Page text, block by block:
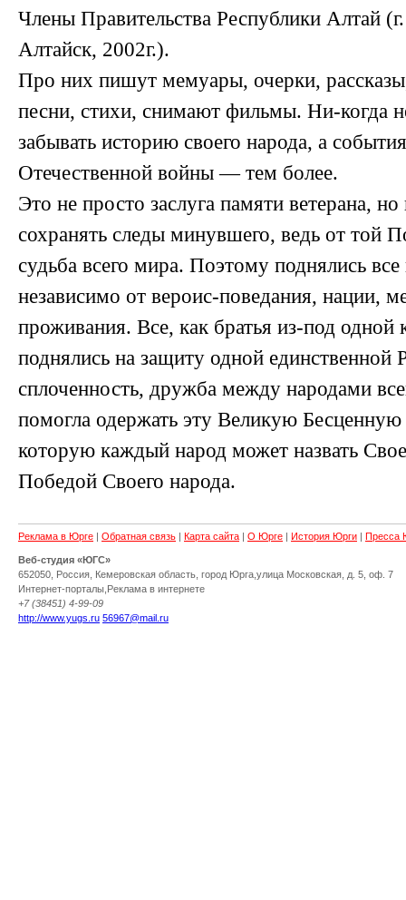
Члены Правительства Республики Алтай
Алтайск, 2002г.).
Про них пишут мемуары, очерки,
песни, стихи, снимают фильмы. Ни-когда
забывать историю своего народа, а
Отечественной войны — тем более.
Это не просто заслуга памяти ветерана,
сохранять следы минувшего, ведь от той
судьба всего мира. Поэтому поднялись
независимо от вероис-поведания, нации,
проживания. Все, как братья из-под
поднялись на защиту одной единственной
сплоченность, дружба между народами
помогла одержать эту Великую
которую каждый народ может назвать
Победой Своего народа.
Реклама в Юрге | Обратная связь | Карта сайта | О Юрге | История Юрги | Пресса
Веб-студия «ЮГС»
652050 Россия Кемеровская область, город Юрга улица Московская, д. 5 оф. 7
Интернет-порталы Реклама в интернете
+7 (38451) 4-99-09
http://www.yugs.ru 56967@mail.ru